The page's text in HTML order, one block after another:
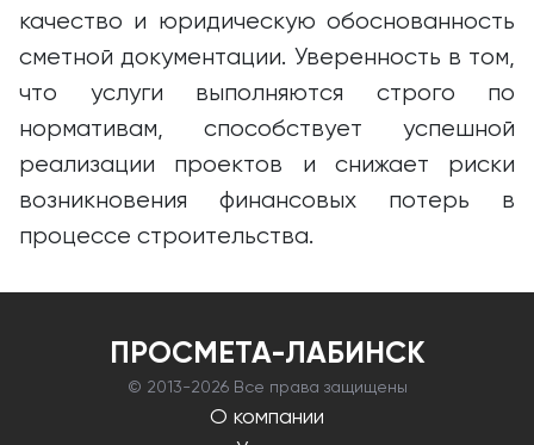
качество и юридическую обоснованность
сметной документации. Уверенность в том,
что услуги выполняются строго по
нормативам, способствует успешной
реализации проектов и снижает риски
возникновения финансовых потерь в
процессе строительства.
ПРОСМЕТА-ЛАБИНСК
© 2013-2026 Все права защищены
О компании